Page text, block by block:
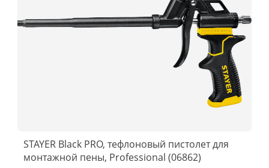
STAYER Black PRO, тефлоновый пистолет для
монтажной пены, Professional (06862)